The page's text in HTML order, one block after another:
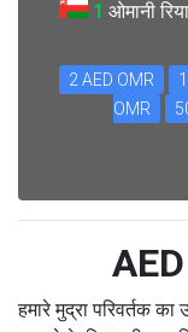
1 ओमानी
2 AED OMR
OMR
हमारे मुद्रा परिवर्तक